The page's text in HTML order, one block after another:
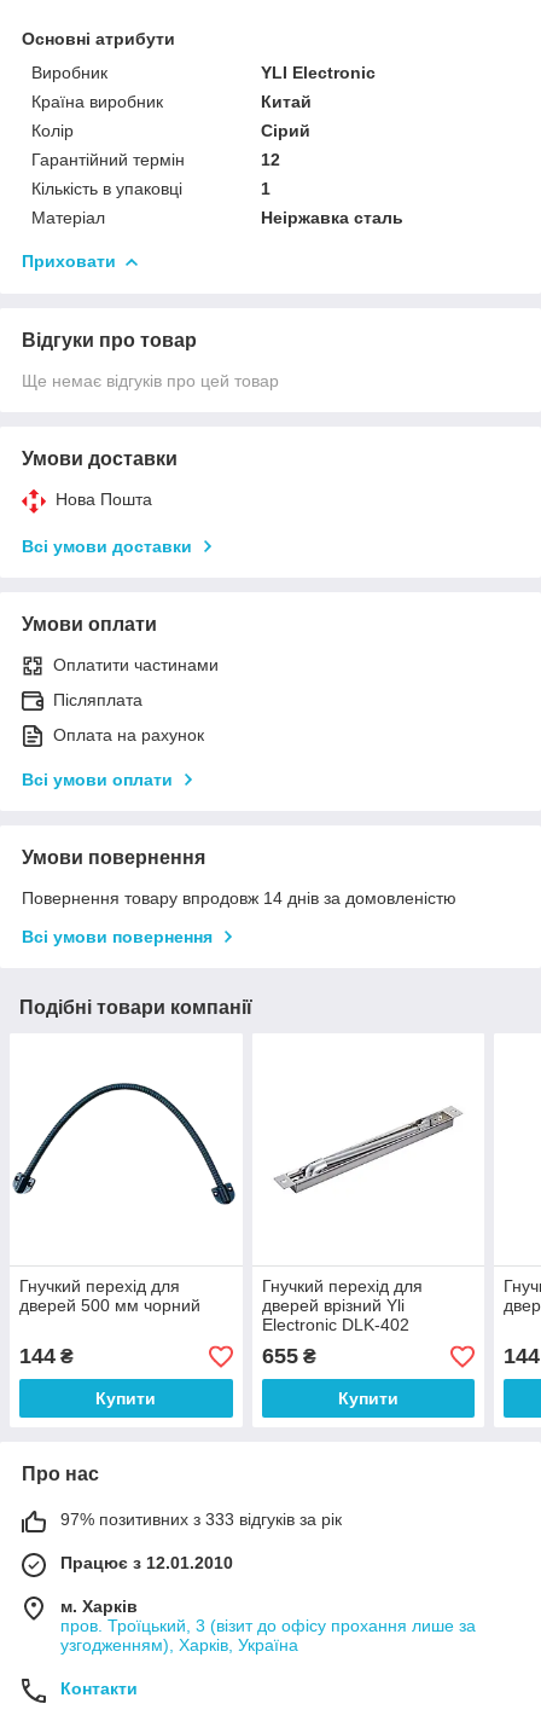
Основні атрибути
Виробник
YLI Electronic
Країна виробник
Китай
Колір
Сірий
Гарантійний термін
12
Кількість в упаковці
1
Матеріал
Неіржавка сталь
Приховати
Відгуки про товар
Ще немає відгуків про цей товар
Умови доставки
Нова Пошта
Всі умови доставки
Умови оплати
Оплатити частинами
Післяплата
Оплата на рахунок
Всі умови оплати
Умови повернення
Повернення товару впродовж 14 днів за домовленістю
Всі умови повернення
Подібні товари компанії
Гнучкий перехід для
дверей 500 мм чорний
144 ₴
Купити
Гнучкий перехід для
дверей врізний Yli
Electronic DLK-402
655₴
Купити
144
Про нас
97% позитивних з 333 відгуків за рік
Працює з 12.01.2010
м. Харків
пров. Троїцький, 3 (візит до офісу прохання лише за
узгодженням), Харків, Україна
Контакти